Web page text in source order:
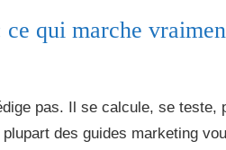
qui marche
pas. Il se calcule, se
des guides marketing